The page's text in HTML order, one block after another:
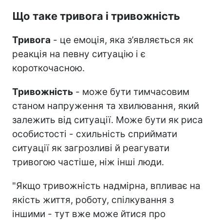
Що таке тривога і тривожність
Тривога - це емоція, яка з’являється як
реакція на певну ситуацію і є
короткочасною.
Тривожність - може бути тимчасовим
станом напруження та хвилювання, який
залежить від ситуації. Може бути як риса
особистості - схильність сприймати
ситуації як загрозливі й реагувати
тривогою частіше, ніж інші люди.
"Якщо тривожність надмірна, впливає на
якість життя, роботу, спілкування з
іншими - тут вже може йтися про